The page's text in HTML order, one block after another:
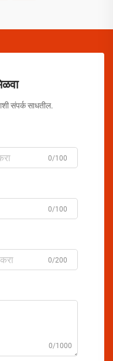
संपर्क साधतील.
0/100
0/100
0/200
0/1000